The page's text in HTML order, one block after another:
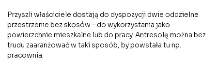
Przyszli właściciele dostają do dyspozycji dwie oddzielne
przestrzenie bez skosów – do wykorzystania jako
powierzchnie mieszkalne lub do pracy. Antresolę można bez
trudu zaaranżować w taki sposób, by powstała tu np.
pracownia.